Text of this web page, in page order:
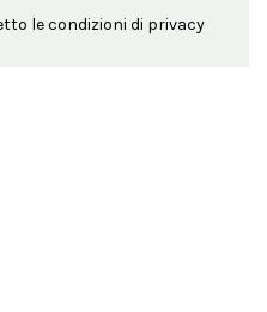
le condizioni di privacy